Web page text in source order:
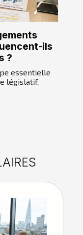
ils
?
essentielle
législatif,